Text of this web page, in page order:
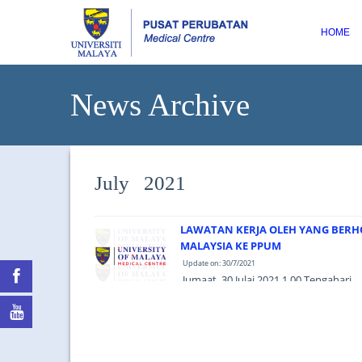
HOME
News Archive
July 2021
LAWATAN KERJA OLEH YANG
MALAYSIA KE PPUM
Update on: 30/7/2021
Jumaat, 30 Julai 2021 1.00 Tengahari ...